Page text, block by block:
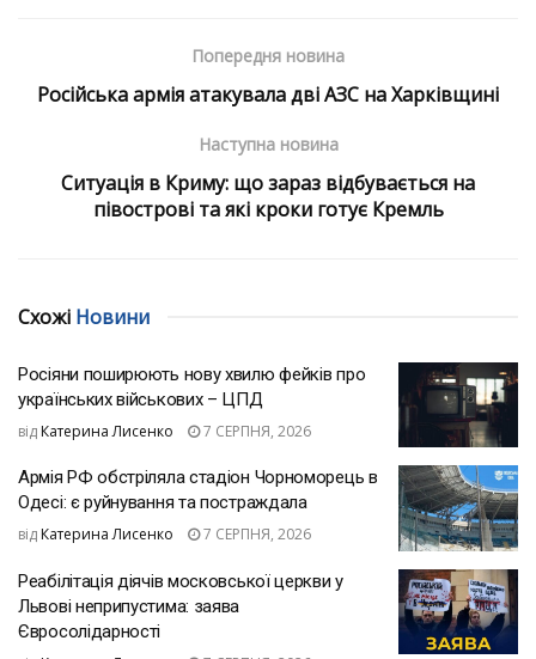
Попередня новина
Російська армія атакувала дві АЗС на Харківщині
Наступна новина
Ситуація в Криму: що зараз відбувається на
півострові та які кроки готує Кремль
Схожі Новини
Росіяни поширюють нову хвилю фейків про
українських військових – ЦПД
від Катерина Лисенко 7 СЕРПНЯ, 2026
Армія РФ обстріляла стадіон Чорноморець в
Одесі: є руйнування та постраждала
від Катерина Лисенко 7 СЕРПНЯ, 2026
Реабілітація діячів московської церкви у
Львові неприпустима: заява
Євросолідарності